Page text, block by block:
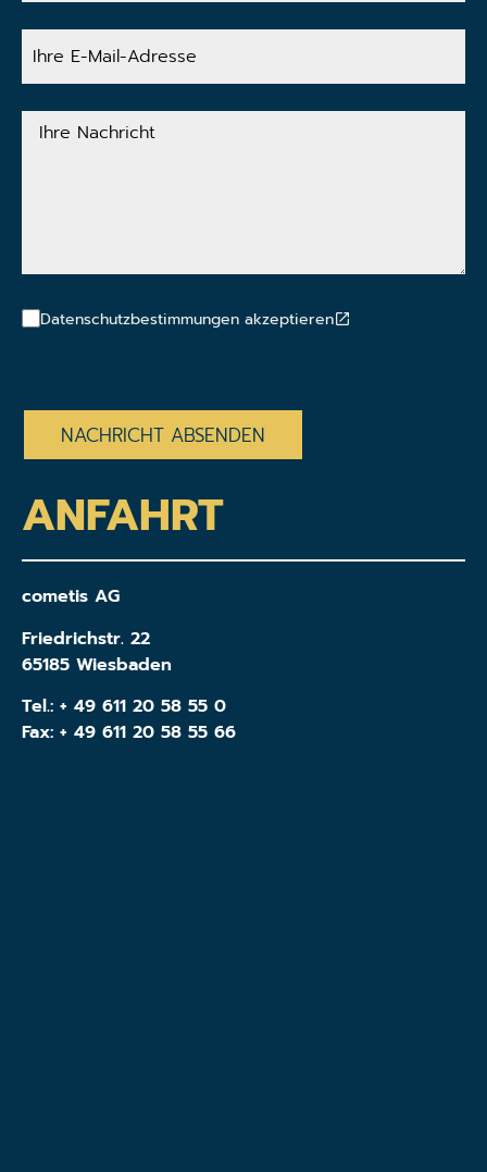
Ihre
E-
Adresse
Ihre
Nachricht
Datenschutzbestimmungen akzeptieren
ANFAHRT
cometis AG
Friedrichstr. 22
65185 Wiesbaden
Tel.: + 49 611 20 58 55 0
Fax: + 49 611 20 58 55 66